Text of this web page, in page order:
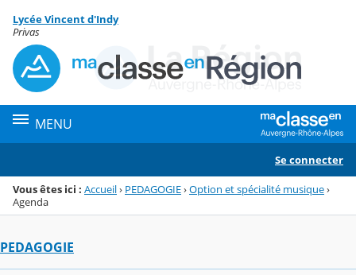
Menu de la rubrique
Contenu
Lycée Vincent d'Indy
Privas
MENU
Se connecter
Vous êtes ici : Accueil› PEDAGOGIE›Option et spécialité musique›
Agenda
PEDAGOGIE